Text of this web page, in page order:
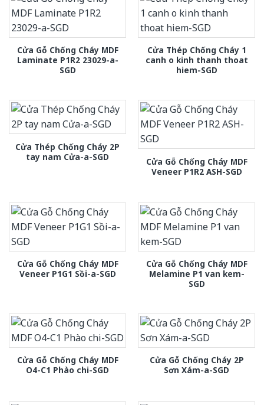
Cửa Gỗ Chống Cháy MDF
Laminate P1R2 23029-a-
SGD
Cửa Thép Chống Cháy 1
canh o kinh thanh thoat
hiem-SGD
Cửa Thép Chống Cháy 2P
tay nam Cửa-a-SGD
Cửa Gỗ Chống Cháy MDF
Veneer P1R2 ASH-SGD
Cửa Gỗ Chống Cháy MDF
Veneer P1G1 Sồi-a-SGD
Cửa Gỗ Chống Cháy MDF
Melamine P1 van kem-
SGD
Cửa Gỗ Chống Cháy MDF
O4-C1 Phào chi-SGD
Cửa Gỗ Chống Cháy 2P
Sơn Xám-a-SGD